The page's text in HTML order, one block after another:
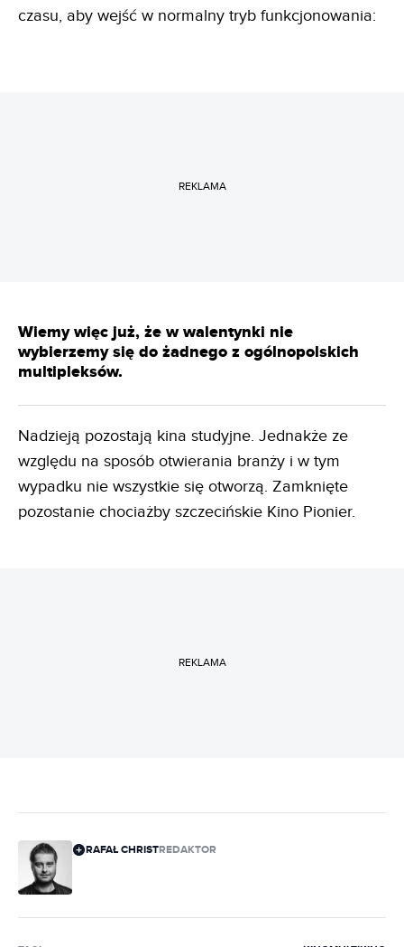
czasu, aby wejść w normalny tryb funkcjonowania:
REKLAMA
Wiemy więc już, że w walentynki nie
wybierzemy się do żadnego z ogólnopolskich
multipleksów.
Nadzieją pozostają kina studyjne. Jednakże ze
względu na sposób otwierania branży i w tym
wypadku nie wszystkie się otworzą. Zamknięte
pozostanie chociażby szczecińskie Kino Pionier.
REKLAMA
RAFAŁ CHRISTREDAKTOR